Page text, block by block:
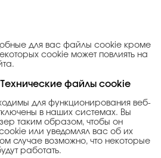
для вас файлы cookie кроме
cookie может повлиять на
файлы cookie
для функционирования веб-
в наших системах. Вы
таким образом, чтобы он
или уведомлял вас об их
случае возможно, что некоторые
работать.